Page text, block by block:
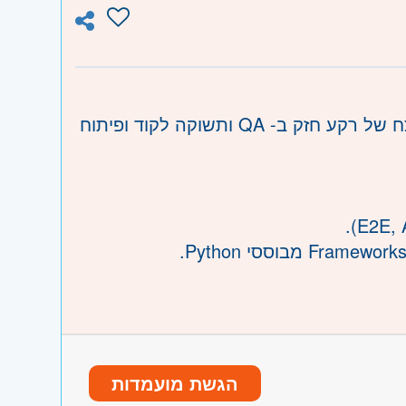
השרון, ראש העין, הרצליה ורמת השרון
אנחנו מגייסים מפתח/ת אוטומציה ב- Python, עם שילוב מנצח של רקע חזק ב- QA ותשוקה לקוד ופיתוח
הגשת מועמדות